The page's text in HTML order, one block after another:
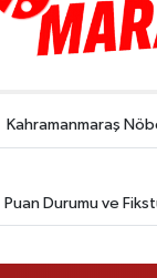
Kahramanmaraş
Puan Durumu ve